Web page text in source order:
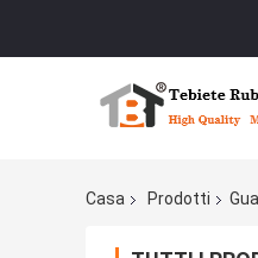
Casa Prodotti